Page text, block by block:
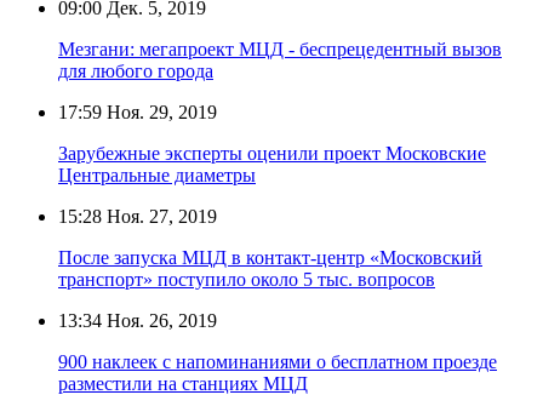
09:00 Дек. 5, 2019
Мезгани: мегапроект МЦД - беспрецедентный вызов
для любого города
17:59 Ноя. 29, 2019
Зарубежные эксперты оценили проект Московские
Центральные диаметры
15:28 Ноя. 27, 2019
После запуска МЦД в контакт-центр «Московский
транспорт» поступило около 5 тыс. вопросов
13:34 Ноя. 26, 2019
900 наклеек с напоминаниями о бесплатном проезде
разместили на станциях МЦД